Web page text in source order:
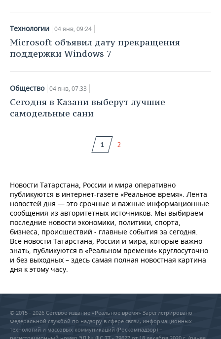
Технологии 04 янв, 09:24
Microsoft объявил дату прекращения
поддержки Windows 7
Общество 04 янв, 07:33
Сегодня в Казани выберут лучшие
самодельные сани
1 2
Новости Татарстана, России и мира оперативно
публикуются в интернет-газете «Реальное время». Лента
новостей дня — это срочные и важные информационные
сообщения из авторитетных источников. Мы выбираем
последние новости экономики, политики, спорта,
бизнеса, происшествий - главные события за сегодня.
Все новости Татарстана, России и мира, которые важно
знать, публикуются в «Реальном времени» круглосуточно
и без выходных – здесь самая полная новостная картина
дня к этому часу.
© 2015 - 2026 Сетевое издание «Реальное время» Зарегистрировано
Федеральной службой по надзору в сфере связи, информационных
технологий и массовых коммуникаций (Роскомнадзор) –